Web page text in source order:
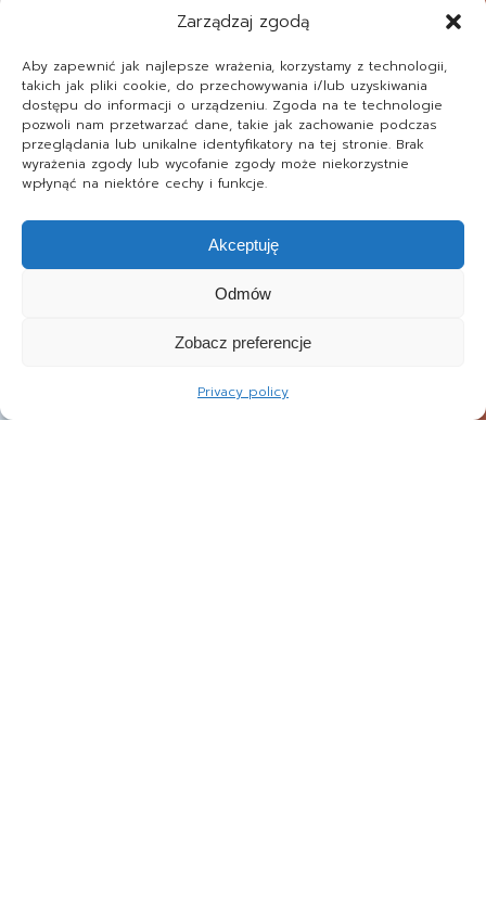
Zarządzaj zgodą
Aby zapewnić jak najlepsze wrażenia, korzystamy z technologii,
takich jak pliki cookie, do przechowywania i/lub uzyskiwania
dostępu do informacji o urządzeniu. Zgoda na te technologie
pozwoli nam przetwarzać dane, takie jak zachowanie podczas
przeglądania lub unikalne identyfikatory na tej stronie. Brak
wyrażenia zgody lub wycofanie zgody może niekorzystnie
wpłynąć na niektóre cechy i funkcje.
Akceptuję
Odmów
Zobacz preferencje
Privacy policy